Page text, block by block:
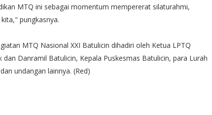
MTQ ini sebagai momentum mempererat silaturahmi,
pungkasnya.
MTQ Nasional XXI Batulicin dihadiri oleh Ketua LPTQ
Danramil Batulicin, Kepala Puskesmas Batulicin, para Lurah
undangan lainnya. (Red)